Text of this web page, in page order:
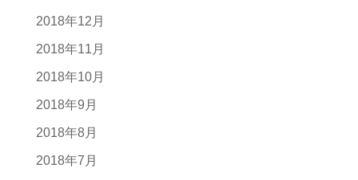
2018年12月
2018年11月
2018年10月
2018年9月
2018年8月
2018年7月